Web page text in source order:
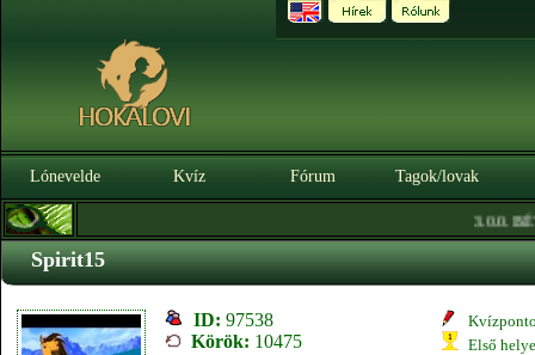
Lónevelde Kvíz Fórum Tagok/lovak
3.0.0. BÉTA
Spirit15
ID: 97538
Körök: 10475
Első